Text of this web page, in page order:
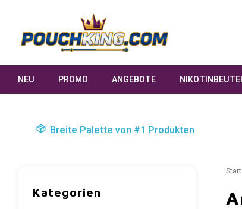
NEU PROMO ANGEBOTE
Breite Palette von #1 Produkten
Kategorien